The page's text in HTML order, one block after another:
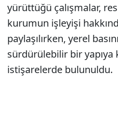
yürüttüğü çalışmalar,
kurumun işleyişi
paylaşılırken, yerel
sürdürülebilir bir yapıya
istişarelerde bulunuldu.